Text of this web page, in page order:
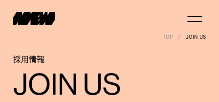
TOP JOIN US
採用情報
JOIN US